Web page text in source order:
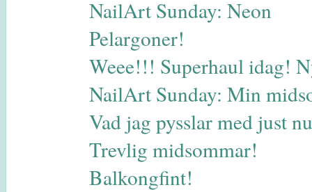
NailArt Sunday: Neon
Pelargoner!
Weee!!! Superhaul idag!
NailArt Sunday: Min
Vad jag pysslar med just
Trevlig midsommar!
Balkongfint!